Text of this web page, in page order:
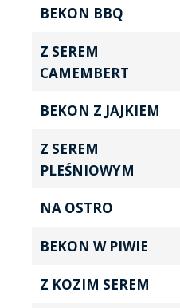
BEKON BBQ
Z SEREM
CAMEMBERT
BEKON Z JAJKIEM
Z SEREM
PLEŚNIOWYM
NA OSTRO
BEKON W PIWIE
Z KOZIM SEREM